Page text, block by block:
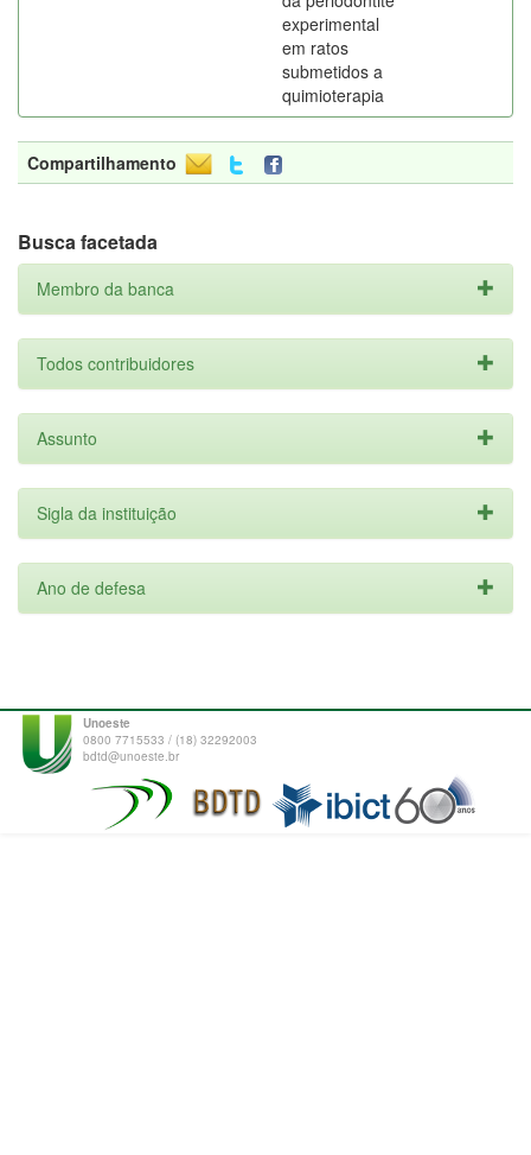
experimental
em ratos
submetidos a
quimioterapia
Compartilhamento
Busca facetada
Membro da banca
Todos contribuidores
Assunto
Sigla da instituição
Ano de defesa
Unoeste
0800 7715533 / (18) 32292003
bdtd@unoeste.br